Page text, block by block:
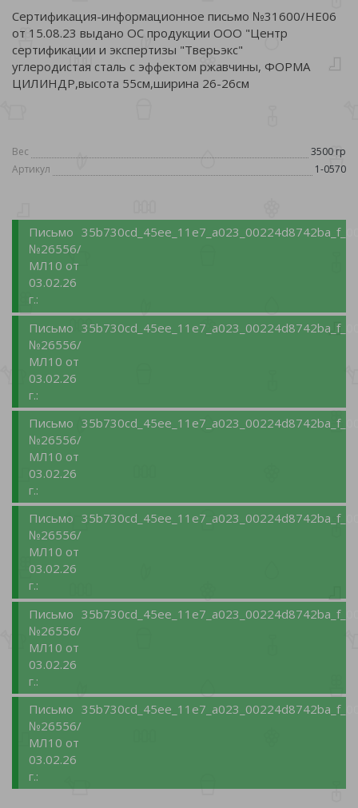
Сертификация-информационное письмо №31600/НЕ06
от 15.08.23 выдано ОС продукции ООО "Центр
сертификации и экспертизы "Тверьэкс"
углеродистая сталь с эффектом ржавчины, ФОРМА
ЦИЛИНДР,высота 55см,ширина 26-26см
Вес
3500 гр
Артикул
1-0570
Письмо
№26556/
МЛ10 от
03.02.26
г.:
Письмо
№26556/
МЛ10 от
03.02.26
г.:
Письмо
№26556/
МЛ10 от
03.02.26
г.:
Письмо
№26556/
МЛ10 от
03.02.26
г.:
Письмо
№26556/
МЛ10 от
03.02.26
г.:
Письмо
№26556/
МЛ10 от
03.02.26
г.: